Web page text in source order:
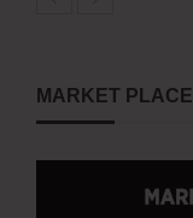
MARKET PLACE